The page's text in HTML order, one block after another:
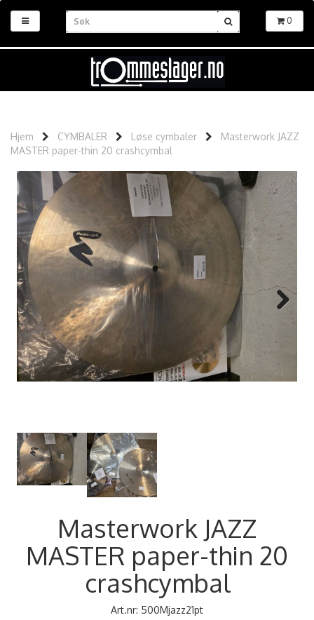
0
Hjem CYMBALER Løse cymbaler
Masterwork JAZZ
MASTER paper-thin 20 crashcymbal
Next
Masterwork JAZZ
MASTER paper-thin 20
crashcymbal
Art.nr: 500Mjazz21pt